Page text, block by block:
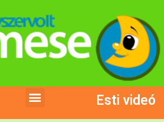
Esti videó